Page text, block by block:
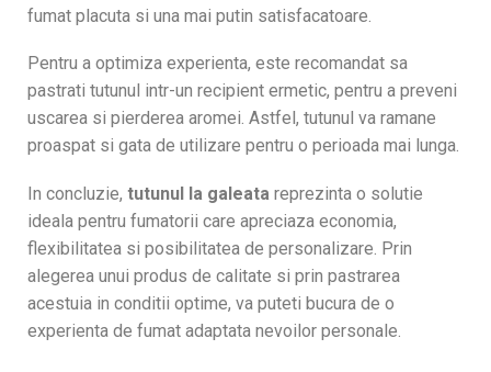
fumat placuta si una mai putin satisfacatoare.
Pentru a optimiza experienta, este recomandat sa
pastrati tutunul intr-un recipient ermetic, pentru a preveni
uscarea si pierderea aromei. Astfel, tutunul va ramane
proaspat si gata de utilizare pentru o perioada mai lunga.
In concluzie, tutunul la galeata reprezinta o solutie
ideala pentru fumatorii care apreciaza economia,
flexibilitatea si posibilitatea de personalizare. Prin
alegerea unui produs de calitate si prin pastrarea
acestuia in conditii optime, va puteti bucura de o
experienta de fumat adaptata nevoilor personale.